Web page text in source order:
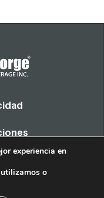
RESERVADOS
experiencia en
utilizamos o